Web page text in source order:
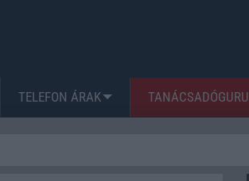
TELEFON ÁRAK TANÁCSADÓGURU